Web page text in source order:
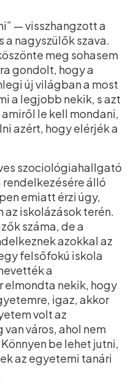
— visszhangzott a
a nagyszülők szava.
meg sohasem
gondolt, hogy a
új világban a most
a legjobb nekik, s azt
le kell mondani,
azért, hogy elérjék a
szociológiahallgató
rendelkezésére álló
emiatt érzi úgy,
az iskolázások terén.
száma, de a
azokkal az
felsőfokú iskola
a
nekik, hogy
igaz, akkor
volt az
város, ahol nem
be lehet jutni,
az egyetemi tanári